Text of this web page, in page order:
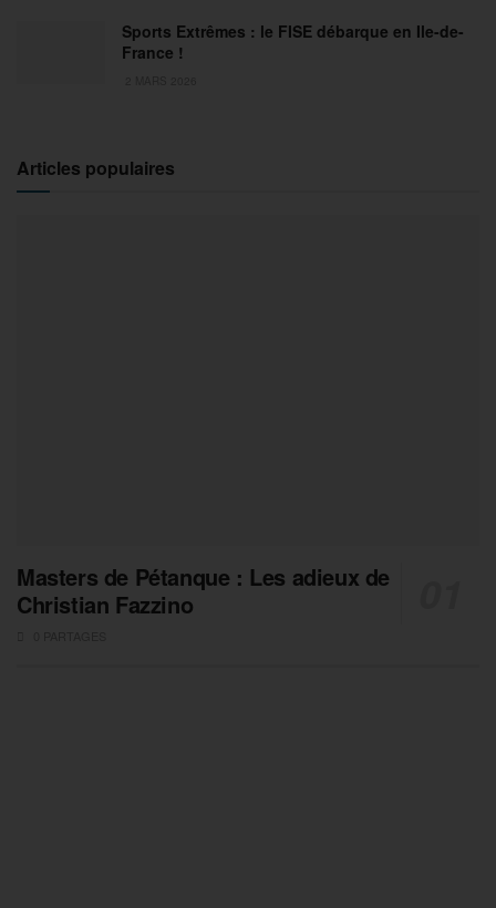
Sports Extrêmes : le FISE débarque en Ile-de-
France !
Articles populaires
Masters de Pétanque : Les adieux de
Christian Fazzino